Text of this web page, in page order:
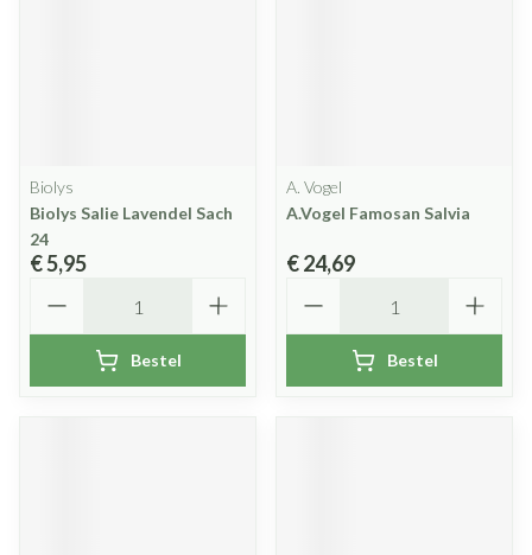
Biolys
Biolys Salie Lavendel Sach
24
€ 5,95
Bestel
A. Vogel
A.Vogel Famosan Salvia
€ 24,69
Bestel